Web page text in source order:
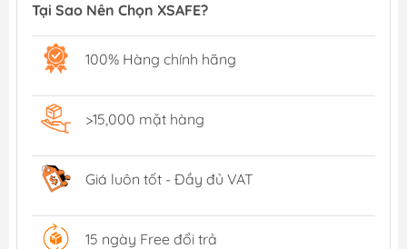
Tại Sao Nên Chọn XSAFE?
100% Hàng chính hãng
>15,000 mặt hàng
Giá luôn tốt - Đầy đủ VAT
15 ngày Free đổi trả